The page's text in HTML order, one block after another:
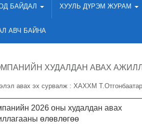
БАЙДАЛ ХУУЛЬ ДҮРЭМ ЖУРАМ
АВЧ БАЙНА
ХУДАЛДАН АВАХ
авах эх сурвалж : ХАХХМ
2026 оны худалдан авах
өлөвлөгөө